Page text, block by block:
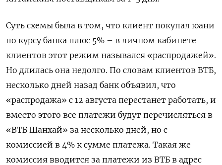
Суть схемы была в том, что клиент покупал юани
по курсу банка плюс 5% – в личном кабинете
клиентов этот режим назывался «распродажей».
Но длилась она недолго. По словам клиентов ВТБ,
несколько дней назад банк объявил, что
«распродажа» с 12 августа перестанет работать, и
вместо этого все платежи будут перечисляться в
«ВТБ Шанхай» за несколько дней, но с
комиссией в 4% к сумме платежа. Такая же
комиссия вводится за платежи из ВТБ в адрес